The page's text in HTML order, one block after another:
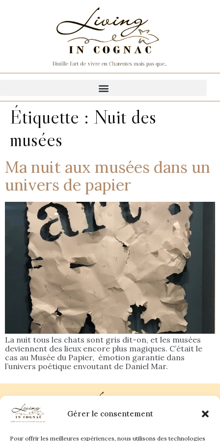
Gérer le consentement
Pour offrir les meilleures expériences, nous utilisons des technologies
Étiquette : Nuit des
musées
Ma nuit aux musées dans un
univers de papier
La nuit tous les chats sont gris dit-on, et les musées
deviennent des lieux encore plus magiques. C’était le
cas au Musée du Papier, émotion garantie dans
l’univers poétique envoutant de Daniel Mar.